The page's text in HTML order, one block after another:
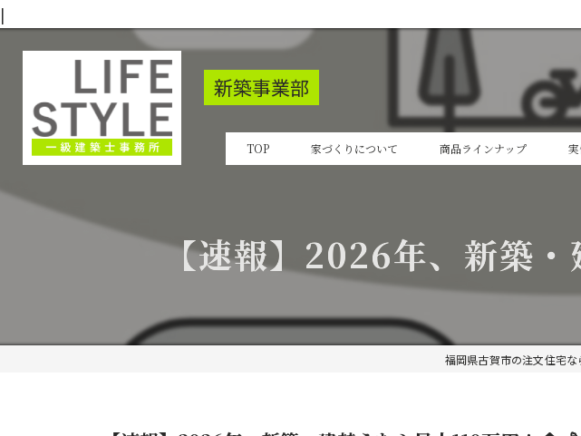
|
新築事業部
TOP 家づくりについて 商品ラインナップ
cocoiro+
【速報】2026年、新築
福岡県古賀市の注文住宅